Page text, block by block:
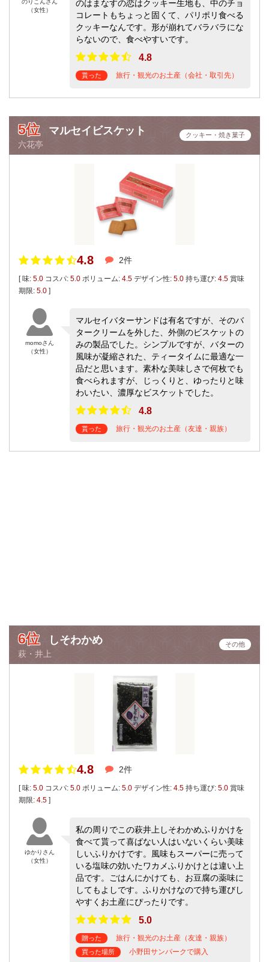
（女性）
のはまなすの恋はクッキー生地も、中のチョ
コレートもちょっと固くて、パリポリ食べる
クッキーなんです。形が崩れてバラバラにな
らないので、食べやすいです。
4.8
貰った 旅行・観光のお土産（会社・取引先）
5位 マルセイビスケット
六花亭
クッキー・焼き菓子
4.8 2件
[ 味: 5.0 コスパ: 5.0 ボリューム: 4.5 デザイン性: 5.0 持ち運び: 4.5 賞味
期限: 5.0 ]
momoさん
（女性）
マルセイバターサンドは有名ですが、そのバ
タークリームを外した、外側のビスケットの
みの製品でした。シンプルですが、バターの
風味が凝縮された、ティータイムに最適な一
品だと思います。素朴な美味しさで何枚でも
食べられますが、じっくりと、ゆったりと味
わいたい、濃厚なビスケットでした。
4.8
貰った 旅行・観光のお土産（友達・親族）
6位 しそわかめ
萩・井上
その他
4.8 2件
[ 味: 5.0 コスパ: 5.0 ボリューム: 5.0 デザイン性: 4.5 持ち運び: 5.0 賞味
期限: 4.5 ]
ゆかりさん
（女性）
私の周りでこの萩井上しそわかめふりかけを
食べて貰って喜ばない人はいないくらい美味
しいふりかけです。風味もスーパーに売って
いる塩味の効いたワカメふりかけとは違い上
品です。ごはんにかけても、お豆腐の薬味に
してもよしです。ふりかけなので持ち運びし
やすくお土産にぴったりです。
5.0
贈った 旅行・観光のお土産（友達・親族）
買った場所 小野田サンパークで購入